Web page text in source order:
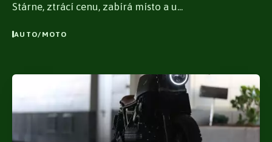
Stárne, ztrácí cenu, zabírá místo a u...
AUTO/MOTO